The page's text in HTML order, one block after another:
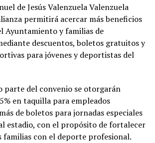
de Jesús Valenzuela Valenzuela
permitirá acercar más beneficios
Ayuntamiento y familias de
descuentos, boletos gratuitos y
para jóvenes y deportistas del
parte del convenio se otorgarán
en taquilla para empleados
de boletos para jornadas especiales
estadio, con el propósito de fortalecer
familias con el deporte profesional.